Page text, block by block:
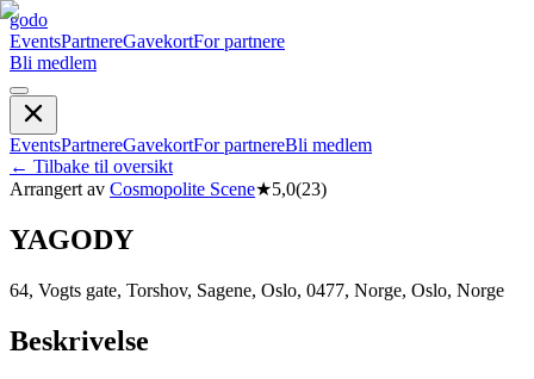
godo
EventsPartnereGavekortFor partnere
Bli medlem
EventsPartnereGavekortFor partnereBli medlem
← Tilbake til oversikt
Arrangert av Cosmopolite Scene★5,0(23)
YAGODY
64, Vogts gate, Torshov, Sagene, Oslo, 0477, Norge, Oslo, Norge
Beskrivelse